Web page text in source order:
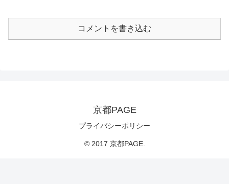
コメントを書き込む
京都PAGE
プライバシーポリシー
© 2017 京都PAGE.